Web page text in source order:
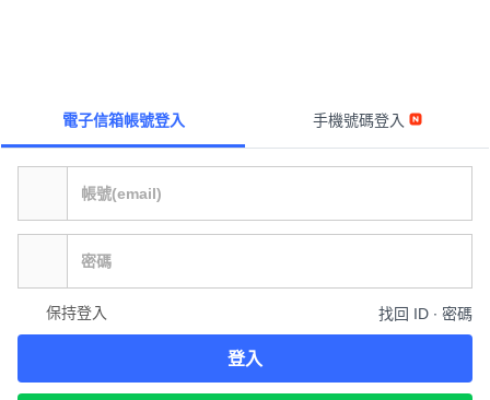
電子信箱帳號登入 手機號碼登入
保持登入 找回 ID ∙ 密碼
登入